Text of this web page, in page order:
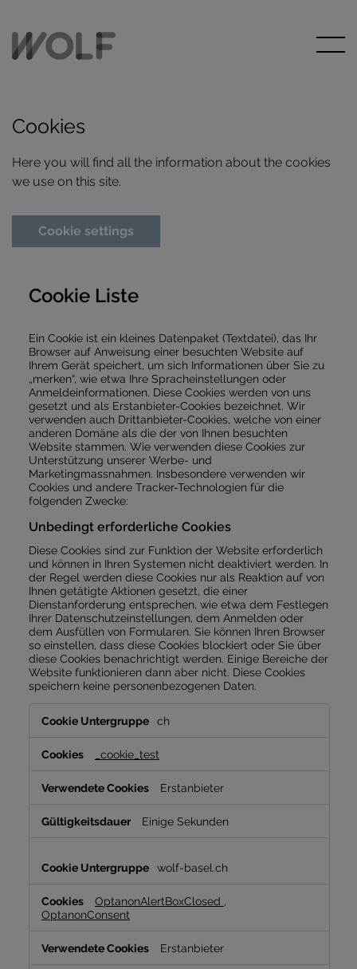
Cookies
Here you will find all the information about the cookies
we use on this site.
Cookie settings
Cookie Liste
Ein Cookie ist ein kleines Datenpaket (Textdatei), das Ihr
Browser auf Anweisung einer besuchten Website auf
Ihrem Gerät speichert, um sich Informationen über Sie zu
„merken“, wie etwa Ihre Spracheinstellungen oder
Anmeldeinformationen. Diese Cookies werden von uns
gesetzt und als Erstanbieter-Cookies bezeichnet. Wir
verwenden auch Drittanbieter-Cookies, welche von einer
anderen Domäne als die der von Ihnen besuchten
Website stammen. Wie verwenden diese Cookies zur
Unterstützung unserer Werbe- und
Marketingmassnahmen. Insbesondere verwenden wir
Cookies und andere Tracker-Technologien für die
folgenden Zwecke:
Unbedingt erforderliche Cookies
Diese Cookies sind zur Funktion der Website erforderlich
und können in Ihren Systemen nicht deaktiviert werden. In
der Regel werden diese Cookies nur als Reaktion auf von
Ihnen getätigte Aktionen gesetzt, die einer
Dienstanforderung entsprechen, wie etwa dem Festlegen
Ihrer Datenschutzeinstellungen, dem Anmelden oder
dem Ausfüllen von Formularen. Sie können Ihren Browser
so einstellen, dass diese Cookies blockiert oder Sie über
diese Cookies benachrichtigt werden. Einige Bereiche der
Website funktionieren dann aber nicht. Diese Cookies
speichern keine personenbezogenen Daten.
erforderliche
ch
_cookie_test
Erstanbieter
Einige Sekunden
wolf-basel.ch
OptanonAlertBoxClosed ,
OptanonConsent
Erstanbieter